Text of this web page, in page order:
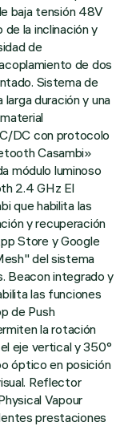
baja tensión 48V
la inclinación y
de
de dos
Sistema de
larga duración y una
DC con protocolo
Casambi»
módulo luminoso
2.4 GHz El
que habilita las
y recuperación
Store y Google
del sistema
Beacon integrado y
las funciones
de Push
la rotación
eje vertical y 350°
óptico en posición
Reflector
Vapour
prestaciones